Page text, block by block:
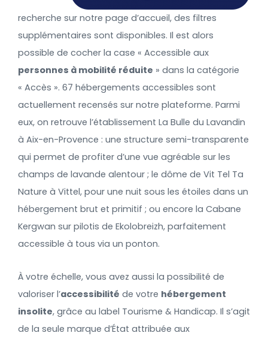
recherche sur notre page d’accueil, des filtres
supplémentaires sont disponibles. Il est alors
possible de cocher la case « Accessible aux
personnes à mobilité réduite » dans la catégorie
« Accès ». 67 hébergements accessibles sont
actuellement recensés sur notre plateforme. Parmi
eux, on retrouve l’établissement La Bulle du Lavandin
à Aix-en-Provence : une structure semi-transparente
qui permet de profiter d’une vue agréable sur les
champs de lavande alentour ; le dôme de Vit Tel Ta
Nature à Vittel, pour une nuit sous les étoiles dans un
hébergement brut et primitif ; ou encore la Cabane
Kergwan sur pilotis de Ekolobreizh, parfaitement
accessible à tous via un ponton.
À votre échelle, vous avez aussi la possibilité de
valoriser l’accessibilité de votre hébergement
insolite, grâce au label Tourisme & Handicap. Il s’agit
de la seule marque d’État attribuée aux